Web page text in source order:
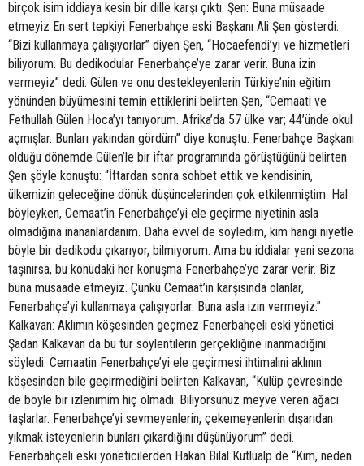
birçok isim iddiaya kesin bir dille karşı çıktı. Şen: Buna müsaade
etmeyiz En sert tepkiyi Fenerbahçe eski Başkanı Ali Şen gösterdi.
“Bizi kullanmaya çalışıyorlar” diyen Şen, “Hocaefendi’yi ve hizmetleri
biliyorum. Bu dedikodular Fenerbahçe’ye zarar verir. Buna izin
vermeyiz” dedi. Gülen ve onu destekleyenlerin Türkiye’nin eğitim
yönünden büyümesini temin ettiklerini belirten Şen, “Cemaati ve
Fethullah Gülen Hoca’yı tanıyorum. Afrika’da 57 ülke var; 44’ünde okul
açmışlar. Bunları yakından gördüm” diye konuştu. Fenerbahçe Başkanı
olduğu dönemde Gülen’le bir iftar programında görüştüğünü belirten
Şen şöyle konuştu: “İftardan sonra sohbet ettik ve kendisinin,
ülkemizin geleceğine dönük düşüncelerinden çok etkilenmiştim. Hal
böyleyken, Cemaat’in Fenerbahçe’yi ele geçirme niyetinin asla
olmadığına inananlardanım. Daha evvel de söyledim, kim hangi niyetle
böyle bir dedikodu çıkarıyor, bilmiyorum. Ama bu iddialar yeni sezona
taşınırsa, bu konudaki her konuşma Fenerbahçe’ye zarar verir. Biz
buna müsaade etmeyiz. Çünkü Cemaat’in karşısında olanlar,
Fenerbahçe’yi kullanmaya çalışıyorlar. Buna asla izin vermeyiz.”
Kalkavan: Aklımın köşesinden geçmez Fenerbahçeli eski yönetici
Şadan Kalkavan da bu tür söylentilerin gerçekliğine inanmadığını
söyledi. Cemaatin Fenerbahçe’yi ele geçirmesi ihtimalini aklının
köşesinden bile geçirmediğini belirten Kalkavan, “Kulüp çevresinde
de böyle bir izlenimim hiç olmadı. Biliyorsunuz meyve veren ağacı
taşlarlar. Fenerbahçe’yi sevmeyenlerin, çekemeyenlerin dışarıdan
yıkmak isteyenlerin bunları çıkardığını düşünüyorum” dedi.
Fenerbahçeli eski yöneticilerden Hakan Bilal Kutlualp de “Kim, neden